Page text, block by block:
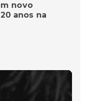
novo
anos na